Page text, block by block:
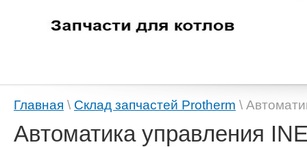
Главная \ Склад запчастей Protherm \
Автоматика управления